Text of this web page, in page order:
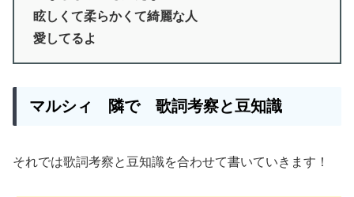
眩しくて柔らかくて綺麗な人
愛してるよ
マルシィ 隣で 歌詞考察と豆知識
それでは歌詞考察と豆知識を合わせて書いていきます！